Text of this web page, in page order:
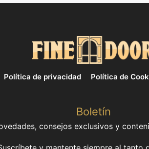
Política de privacidad Política de
Boletín
consejos exclusivos y